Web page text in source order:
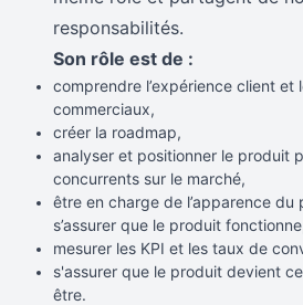
responsabilités.
Son rôle est de :
comprendre l’expérience client et
commerciaux,
créer la roadmap,
analyser et positionner le produit
concurrents sur le marché,
être en charge de l’apparence
s’assurer que le produit
mesurer les KPI et les taux de
s'assurer que le produit devient
être.